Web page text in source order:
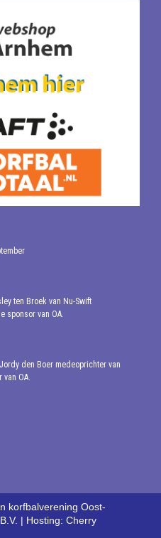
ten Broek van Nu-Swift
sponsor van OA.
den Boer medeoprichter van
van OA.
korfbalverening Oost-
| Hosting: Cherry